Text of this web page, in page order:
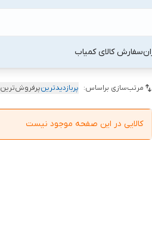
سفارش کالا‌ی کمیاب
مرتب‌سازی براساس: پربازدیدترینپرفروش‌ترین
کالایی در این صفحه موجود نیست